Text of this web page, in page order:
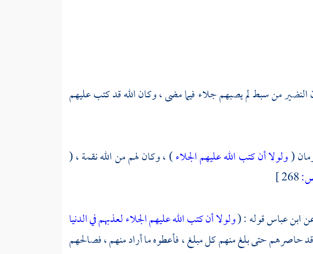
النضيرمن سبط لم يصبهم جلاء فيما مضى ، وكان الله قد كتب عليهم
(ولولا أن كتب الله عليهم الجلاء) ، وكان لهم من الله نقمة ، (
ابن عباسقوله : (ولولا أن كتب الله عليهم الجلاء لعذبهم في الدنيا
حاصرهم حتى بلغ منهم كل مبلغ ، فأعطوه ما أراد منهم ، فصالحهم